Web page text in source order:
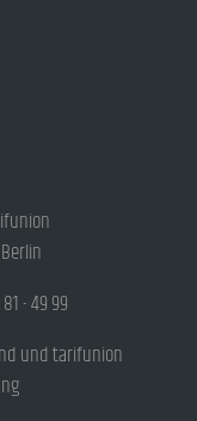
- 49 99
und tarifunion